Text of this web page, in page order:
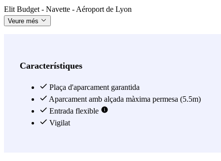
Elit Budget - Navette - Aéroport de Lyon
Veure més
Característiques
Plaça d'aparcament garantida
Aparcament amb alçada màxima permesa (5.5m)
Entrada flexible
Vigilat